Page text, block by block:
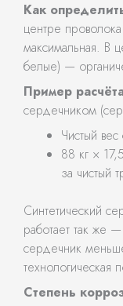
Как
центре
максимальная. В
белые) —
Пример
сердечником
Чистый
88 кг ×
за чистый
Синтетический
работает так же
сердечник
технологическая
Степень